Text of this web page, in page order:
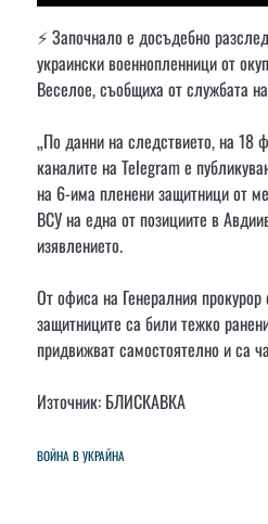
⚡️ Започнало е досъдебно
украински военнопленници от
Веселое, съобщиха от службата
„По данни на следствието, на 18
каналите на Telegram е
на 6-има пленени защитници от
ВСУ на една от позициите в
изявлението.
От офиса на Генералния прокурор
защитниците са били тежко
придвижват самостоятелно и са
Източник: БЛИСКАВКА
ВОЙНА В УКРАЙНА